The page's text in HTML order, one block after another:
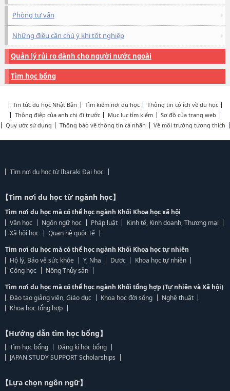
Phòng tư vấn
Những điều cần chú ý khi tốt nghiệp
Quản lý rủi ro dành cho người nước ngoài
Tìm học bổng
Tin tức du học Nhật Bản Tìm kiếm nơi du học
Thông tin có ích về du học
Thông điệp của anh chị đi trước
Mục lục tìm kiếm
Sơ đồ của trang web
Quy ước sử dụng
Thông báo về thông tin cá nhân Về môi trường tương thích
Tìm nơi du học từ Ibaraki Đại học
【Tìm nơi du học từ ngành học】
Tìm nơi du học mà có thể học ngành Khối Khoa học xã hội
Văn học
Ngôn ngữ học Pháp luật
Kinh tế, Kinh doanh, Thương mại
Xã hội học
Quan hệ quốc tế
Tìm nơi du học mà có thể học ngành Khối Khoa học tự nhiên
Hộ lý, Bảo vệ sức khỏe
Y, Nha Dược
Khoa học tự nhiên
Công học
Nông Thủy sản
Tìm nơi du học mà có thể học ngành Khối tổng hợp (Tự nhiên và Xã hội)
Đào tạo giảng viên, Giáo dục
Khoa học đời sống
Nghệ thuật
Khoa học tổng hợp
【Hướng dẫn tìm học bổng】
Tìm học bổng
Đăng kí học bổng
JAPAN STUDY SUPPORT Scholarships
【Lựa chọn ngôn ngữ】